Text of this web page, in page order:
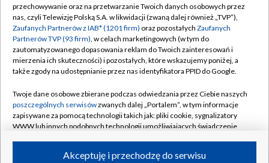
Abonament TVP
Emisja w TVP
Centrum informacji TVP
Naziemna Telewizja Cyfrowa
Rada Programowa
System NOS
Informacje o nadawcy
Program dla prasy
Regulamin TVP
Polityka prywatności
Moje zgody
Pomoc
Kontakt
Kanały
przechowywanie oraz na przetwarzanie Twoich danych osobowych przez
nas, czyli Telewizję Polską S.A. w likwidacji (zwaną dalej również „TVP”),
Zaufanych Partnerów z IAB* (1201 firm) oraz pozostałych Zaufanych
Partnerów TVP (93 firm), w celach marketingowych (w tym do
zautomatyzowanego dopasowania reklam do Twoich zainteresowań i
mierzenia ich skuteczności) i pozostałych, które wskazujemy poniżej, a
także zgody na udostępnianie przez nas identyfikatora PPID do Google.
Twoje dane osobowe zbierane podczas odwiedzania przez Ciebie naszych
poszczególnych serwisówzwanych dalej „Portalem”, w tym informacje
zapisywane za pomocą technologii takich jak: pliki cookie, sygnalizatory
WWW lub innych podobnych technologii umożliwiających świadczenie
ruchu w Internecie.Akceptuję i przechodzę do serwisu